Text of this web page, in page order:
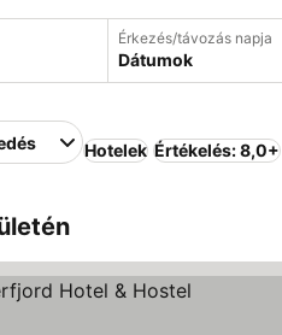
Érkezés/távozás napja
Dátumok
Hotelek Értékelés: 8,0+